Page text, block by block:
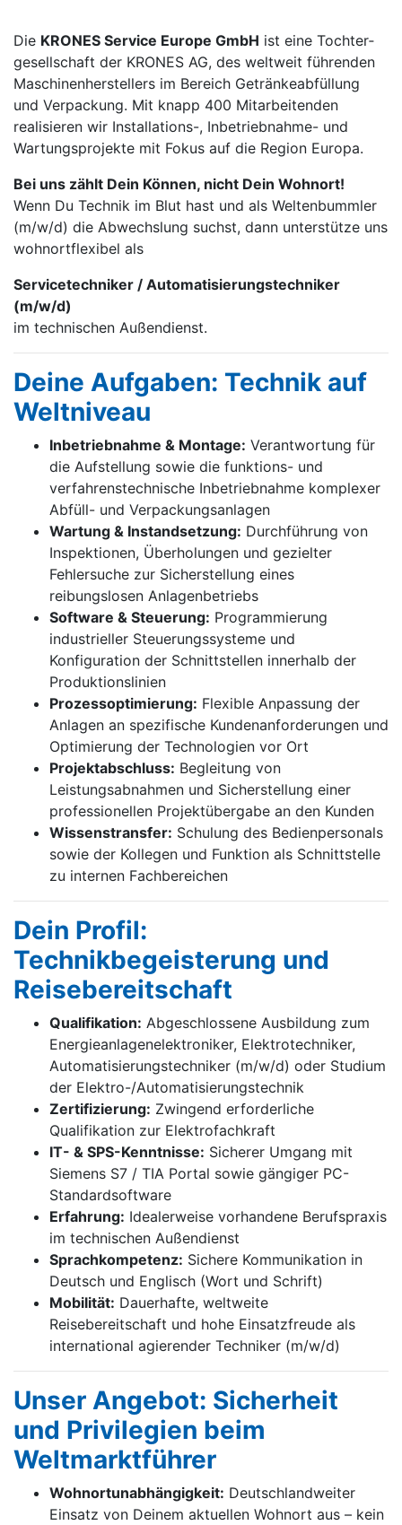
Die KRONES Service Europe GmbH ist eine Tochter­
gesellschaft der KRONES AG, des weltweit führenden
Maschinen­herstellers im Bereich Getränke­abfüllung
und Verpackung. Mit knapp 400 Mitarbei­tenden
realisieren wir Installations-, Inbetrieb­nahme- und
Wartungs­projekte mit Fokus auf die Region Europa.
Bei uns zählt Dein Können, nicht Dein Wohnort!
Wenn Du Technik im Blut hast und als Weltenbummler
(m/w/d) die Abwechslung suchst, dann unterstütze uns
wohnortflexibel als
Servicetechniker / Automatisierungstechniker
(m/w/d)
im technischen Außendienst.
Deine Aufgaben: Technik auf
Weltniveau
Inbetriebnahme & Montage: Verantwortung für
die Aufstellung sowie die funktions- und
verfahrenstechnische Inbetriebnahme komplexer
Abfüll- und Verpackungsanlagen
Wartung & Instandsetzung: Durchführung von
Inspektionen, Überholungen und gezielter
Fehlersuche zur Sicherstellung eines
reibungslosen Anlagenbetriebs
Software & Steuerung: Programmierung
industrieller Steuerungssysteme und
Konfiguration der Schnittstellen innerhalb der
Produktionslinien
Prozessoptimierung: Flexible Anpassung der
Anlagen an spezifische Kundenanforderungen und
Optimierung der Technologien vor Ort
Projektabschluss: Begleitung von
Leistungsabnahmen und Sicherstellung einer
professionellen Projektübergabe an den Kunden
Wissenstransfer: Schulung des Bedienpersonals
sowie der Kollegen und Funktion als Schnittstelle
zu internen Fachbereichen
Dein Profil:
Technikbegeisterung und
Reisebereitschaft
Qualifikation: Abgeschlossene Ausbildung zum
Energieanlagenelektroniker, Elektrotechniker,
Automatisierungstechniker (m/w/d) oder Studium
der Elektro-/Automatisierungstechnik
Zertifizierung: Zwingend erforderliche
Qualifikation zur Elektrofachkraft
IT- & SPS-Kenntnisse: Sicherer Umgang mit
Siemens S7 / TIA Portal sowie gängiger PC-
Standardsoftware
Erfahrung: Idealerweise vorhandene Berufspraxis
im technischen Außendienst
Sprachkompetenz: Sichere Kommunikation in
Deutsch und Englisch (Wort und Schrift)
Mobilität: Dauerhafte, weltweite
Reisebereitschaft und hohe Einsatzfreude als
international agierender Techniker (m/w/d)
Unser Angebot: Sicherheit
und Privilegien beim
Weltmarktführer
Wohnortunabhängigkeit: Deutschlandweiter
Einsatz von Deinem aktuellen Wohnort aus – kein